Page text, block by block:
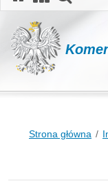
Strona główna